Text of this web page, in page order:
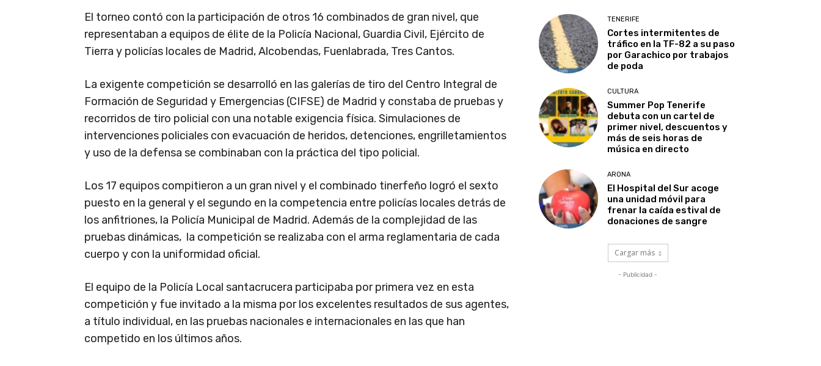
El torneo contó con la participación de otros 16 combinados de gran nivel, que
representaban a equipos de élite de la Policía Nacional, Guardia Civil, Ejército de
Tierra y policías locales de Madrid, Alcobendas, Fuenlabrada, Tres Cantos.
La exigente competición se desarrolló en las galerías de tiro del Centro Integral de
Formación de Seguridad y Emergencias (CIFSE) de Madrid y constaba de pruebas y
recorridos de tiro policial con una notable exigencia física. Simulaciones de
intervenciones policiales con evacuación de heridos, detenciones, engrilletamientos
y uso de la defensa se combinaban con la práctica del tipo policial.
Los 17 equipos compitieron a un gran nivel y el combinado tinerfeño logró el sexto
puesto en la general y el segundo en la competencia entre policías locales detrás de
los anfitriones, la Policía Municipal de Madrid. Además de la complejidad de las
pruebas dinámicas, la competición se realizaba con el arma reglamentaria de cada
cuerpo y con la uniformidad oficial.
El equipo de la Policía Local santacrucera participaba por primera vez en esta
competición y fue invitado a la misma por los excelentes resultados de sus agentes,
a título individual, en las pruebas nacionales e internacionales en las que han
competido en los últimos años.
TENERIFE
Cortes intermitentes de
tráfico en la TF-82 a su paso
por Garachico por trabajos
de poda
CULTURA
Summer Pop Tenerife
debuta con un cartel de
primer nivel, descuentos y
más de seis horas de
música en directo
ARONA
El Hospital del Sur acoge
una unidad móvil para
frenar la caída estival de
donaciones de sangre
Cargar más
- Publicidad -